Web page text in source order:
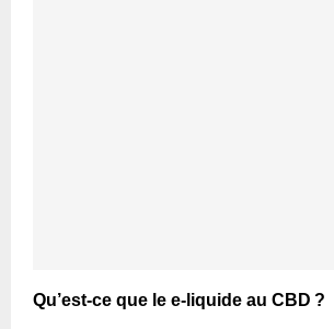
Qu’est-ce que le e-liquide au CBD ?